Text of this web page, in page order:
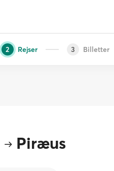
2 Rejser 3 Billetter
Piræus